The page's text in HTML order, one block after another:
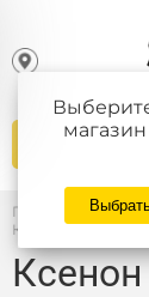
Главная /
Ксенон
Ксенон